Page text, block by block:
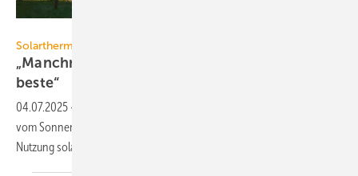
Solarthermie
„Manchmal ist die ein­fachs­te Lö­sung eben die
bes­te“
04.07.2025 -
vom Sonnenhaus-Institut rät im Interview zu mehr Mut bei der
Nutzung solarthermischer